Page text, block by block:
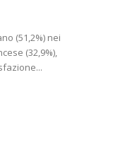
(51,2%) nei
(32,9%),